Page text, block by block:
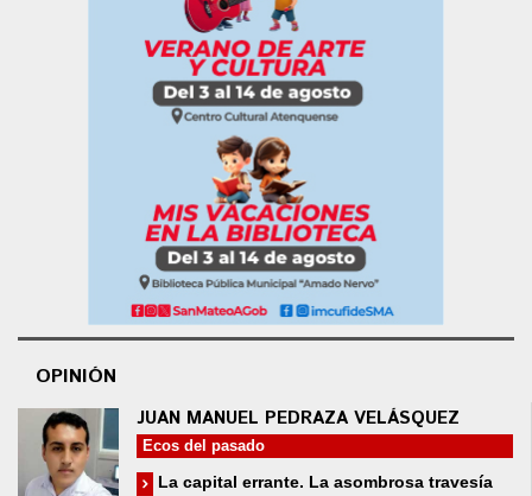
OPINIÓN
JUAN MANUEL PEDRAZA VELÁSQUEZ
Ecos del pasado
La capital errante. La asombrosa travesía